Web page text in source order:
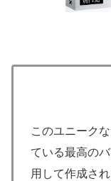
このユニーク
ている最高の
用して作成され